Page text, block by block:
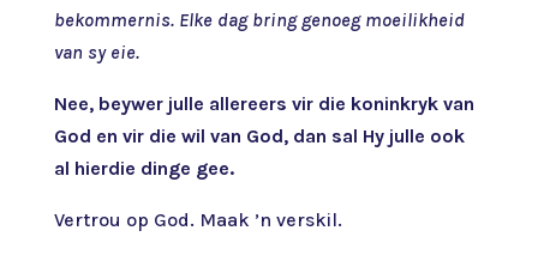
bekommernis. Elke dag bring genoeg moeilikheid
van sy eie.
Nee, beywer julle allereers vir die koninkryk van
God en vir die wil van God, dan sal Hy julle ook
al hierdie dinge gee.
Vertrou op God. Maak ’n verskil.